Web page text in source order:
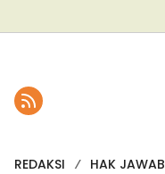
REDAKSI HAK JAWAB